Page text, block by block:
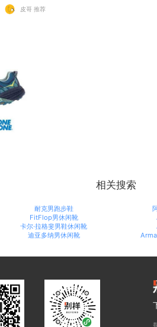
皮哥 推荐
相关搜索
耐克男跑步鞋
FitFlop男休闲靴
卡尔·拉格斐男鞋休闲靴
迪亚多纳男休闲靴